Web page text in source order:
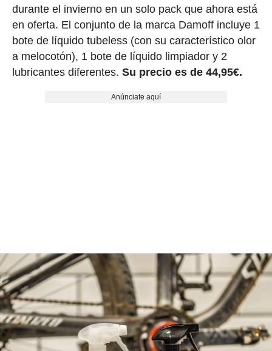
durante el invierno en un solo pack que ahora está
en oferta. El conjunto de la marca Damoff incluye 1
bote de líquido tubeless (con su característico olor
a melocotón), 1 bote de líquido limpiador y 2
lubricantes diferentes. Su precio es de 44,95€.
Anúnciate aquí